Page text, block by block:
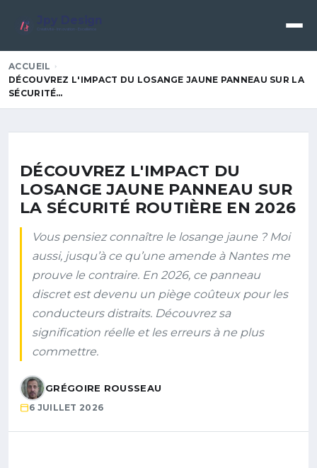
Créativité • Innovation • Excellence
ACCUEIL
DÉCOUVREZ L'IMPACT DU LOSANGE JAUNE PANNEAU SUR LA
SÉCURITÉ…
DÉCOUVREZ L'IMPACT DU
LOSANGE JAUNE PANNEAU SUR
LA SÉCURITÉ ROUTIÈRE EN 2026
Vous pensiez connaître le losange jaune ? Moi
aussi, jusqu’à ce qu’une amende à Nantes me
prouve le contraire. En 2026, ce panneau
discret est devenu un piège coûteux pour les
conducteurs distraits. Découvrez sa
signification réelle et les erreurs à ne plus
commettre.
GRÉGOIRE ROUSSEAU
6 JUILLET 2026